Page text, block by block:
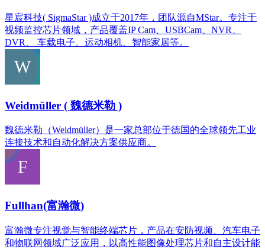
星宸科技( SigmaStar )成立于2017年，团队源自MStar。专注于
视频监控芯片领域，产品覆盖IP Cam、USBCam、NVR、
DVR、 车载电子、运动相机、智能家居等。
Weidmüller ( 魏德米勒 )
魏德米勒（Weidmüller）是一家总部位于德国的全球领先工业
连接技术和自动化解决方案供应商。
Fullhan(富瀚微)
富瀚微专注视觉与智能终端芯片，产品在安防视频、汽车电子
和物联网领域广泛应用，以高性能图像处理芯片和自主设计能